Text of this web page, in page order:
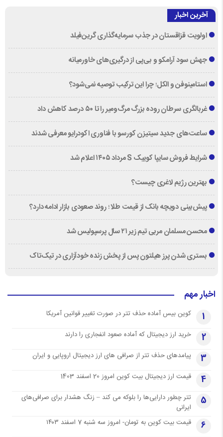
آخرین اخبار
اولویت قزاقستان در جذب سرمایه‌گذاری گرین‌فیلد
جهش سود آرامکو و بی‌پی از درگیری‌های خاورمیانه
استامینوفن و الکل؛ چرا این ترکیب توصیه نمی‌شود؟
غربالگری سرطان روده بزرگ مرگ‌ومیر را تا ۵۰ درصد کاهش داد
ساعت‌های جدید سیتیزن کورسو با فناوری اکودرایو معرفی شدند
شرایط فروش سایپا کوییک S مرداد ۱۴۰۵ اعلام شد
بهترین رژیم لاغری چیست؟
پیش‌بینی دویچه‌ بانک از قیمت طلا ؛ روند صعودی بازار ادامه دارد؟
محسن مسلمان مربی تیم زیر ۲۱ سال پرسپولیس شد
بستری شدن پرز هیلتون پس از پخش زنده خودآزاری در تیک‌تاک
اخبار مهم
1 کوین بیس آماده حذف تتر در صورت تغییر قوانین آمریکا
2 خرید ارز دیجیتال که آماده صعود انفجاری را دارند
3 پیامدهای حذف تتر از صرافی های ارز دیجیتال اروپایی و ایران
4 قیمت ارز دیجیتال بیت کوین امروز 20 اسفند 1403
5
تتر چطور دارایی‌ها را بلوکه می کند – زنگ هشدار برای صرافی‌های
ایرانی
6 قیمت بیت کوین به تومان- امروز سه شنبه 7 اسفند ۱۴۰۳